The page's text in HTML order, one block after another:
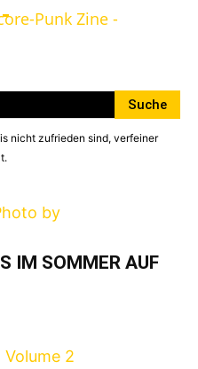
nicht zufrieden sind, verfeiner
IM SOMMER AUF